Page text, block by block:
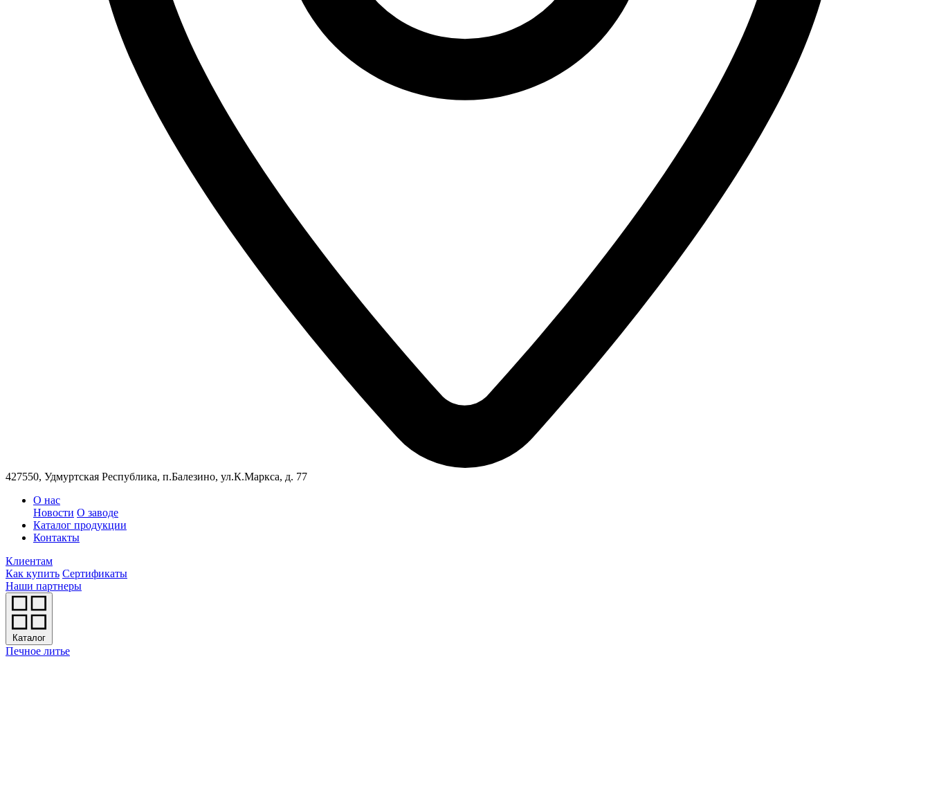
427550, Удмуртская Республика, п.Балезино, ул.К.Маркса, д. 77
О нас
Новости О заводе
Каталог продукции
Контакты
Клиентам
Как купить Сертификаты
Наши партнеры
Каталог
Печное литье